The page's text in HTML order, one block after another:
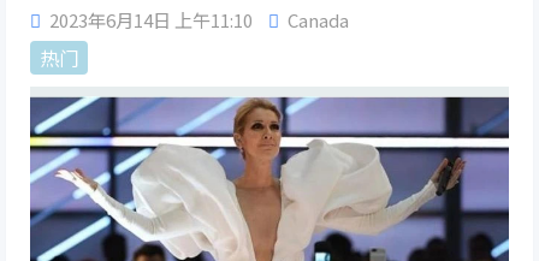
2023年6月14日 上午11:10 Canada
热门